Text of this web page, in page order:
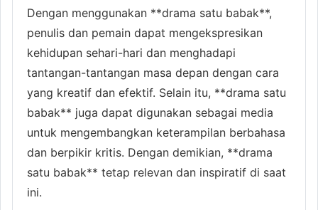
Dengan menggunakan **drama satu babak**,
penulis dan pemain dapat mengekspresikan
kehidupan sehari-hari dan menghadapi
tantangan-tantangan masa depan dengan cara
yang kreatif dan efektif. Selain itu, **drama satu
babak** juga dapat digunakan sebagai media
untuk mengembangkan keterampilan berbahasa
dan berpikir kritis. Dengan demikian, **drama
satu babak** tetap relevan dan inspiratif di saat
ini.